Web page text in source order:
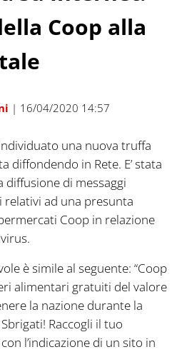
Coop alla
| 16/04/2020 14:57
una nuova truffa
diffondendo in Rete. E’ stata
diffusione di messaggi
ad una presunta
Coop in relazione
è simile al seguente: “Coop
alimentari gratuiti del valore
la nazione durante la
Raccogli il tuo
l’indicazione di un sito in